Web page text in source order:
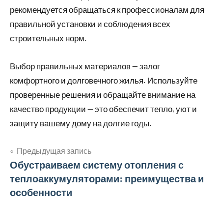
рекомендуется обращаться к профессионалам для
правильной установки и соблюдения всех
строительных норм.
Выбор правильных материалов — залог
комфортного и долговечного жилья. Используйте
проверенные решения и обращайте внимание на
качество продукции — это обеспечит тепло, уют и
защиту вашему дому на долгие годы.
Навигация
по
Предыдущая запись
Обустраиваем систему отопления с
теплоаккумуляторами: преимущества и
особенности